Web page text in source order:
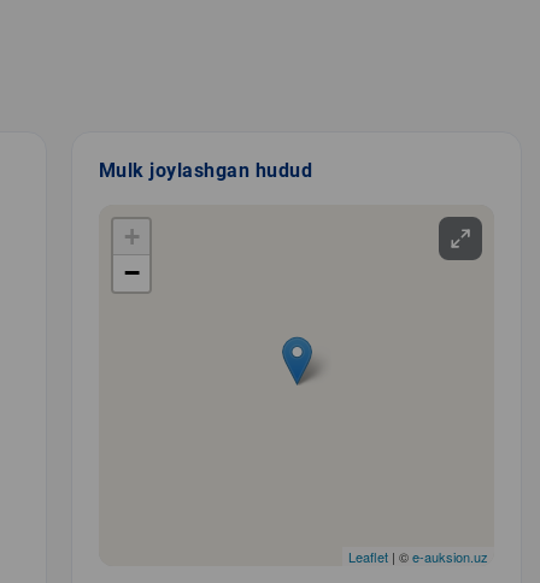
Mulk joylashgan hudud
+
−
Leaflet| ©e-auksion.uz